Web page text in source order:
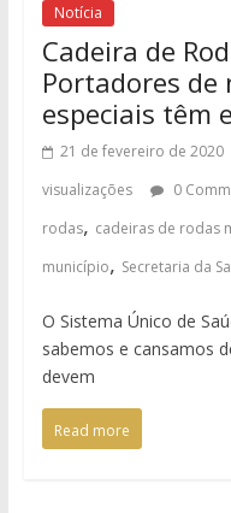
Notícia
Cadeira de
Portadores de
especiais têm
21 de fevereiro de 2020
visualizações
0
rodas, cadeiras de rodas
município, Secretaria da
O Sistema Único de
sabemos e cansamos
devem
Read more